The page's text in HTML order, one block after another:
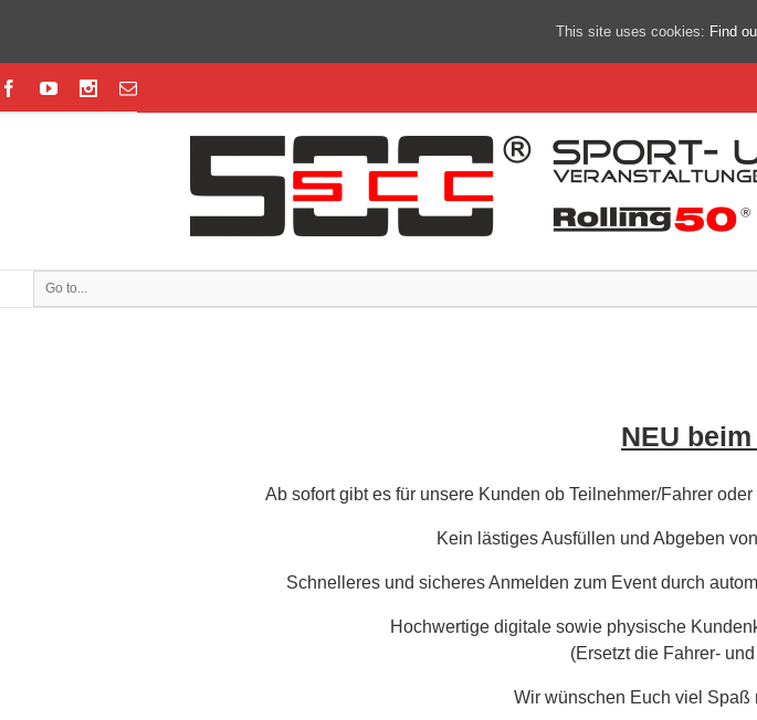
Go to...
NEU beim
Ab sofort gibt es für unsere Kunden ob Teilnehmer/Fahrer
Kein lästiges Ausfüllen und Abgeben
Schnelleres und sicheres Anmelden zum Event durch
Hochwertige digitale sowie physische
(Ersetzt die Fahrer-
Wir wünschen Euch viel Spaß
This site uses cookies: Find